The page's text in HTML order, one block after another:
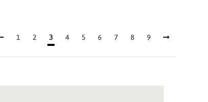
1 2 3 4 5 6 7 8 9